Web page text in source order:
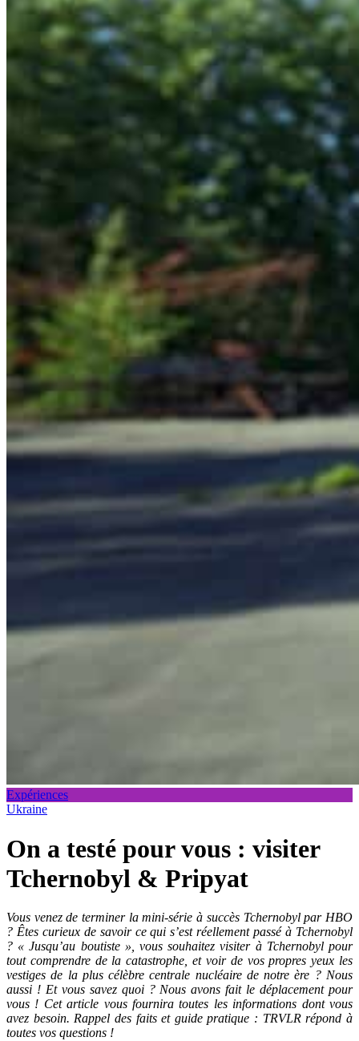
Expériences
Ukraine
On a testé pour vous : visiter
Tchernobyl & Pripyat
Vous venez de terminer la mini-série à succès Tchernobyl par HBO
? Êtes curieux de savoir ce qui s’est réellement passé à Tchernobyl
? « Jusqu’au boutiste », vous souhaitez visiter à Tchernobyl pour
tout comprendre de la catastrophe, et voir de vos propres yeux les
vestiges de la plus célèbre centrale nucléaire de notre ère ? Nous
aussi ! Et vous savez quoi ? Nous avons fait le déplacement pour
vous ! Cet article vous fournira toutes les informations dont vous
avez besoin. Rappel des faits et guide pratique : TRVLR répond à
toutes vos questions !